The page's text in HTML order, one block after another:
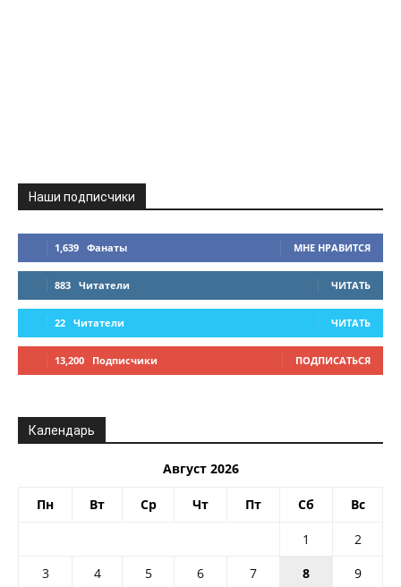
Наши подписчики
1,639 Фанаты МНЕ НРАВИТСЯ
883 Читатели ЧИТАТЬ
22 Читатели ЧИТАТЬ
13,200 Подписчики ПОДПИСАТЬСЯ
Календарь
Август 2026
Пн Вт Ср Чт Пт Сб Вс
1
2
3
4 5 6 7 8 9